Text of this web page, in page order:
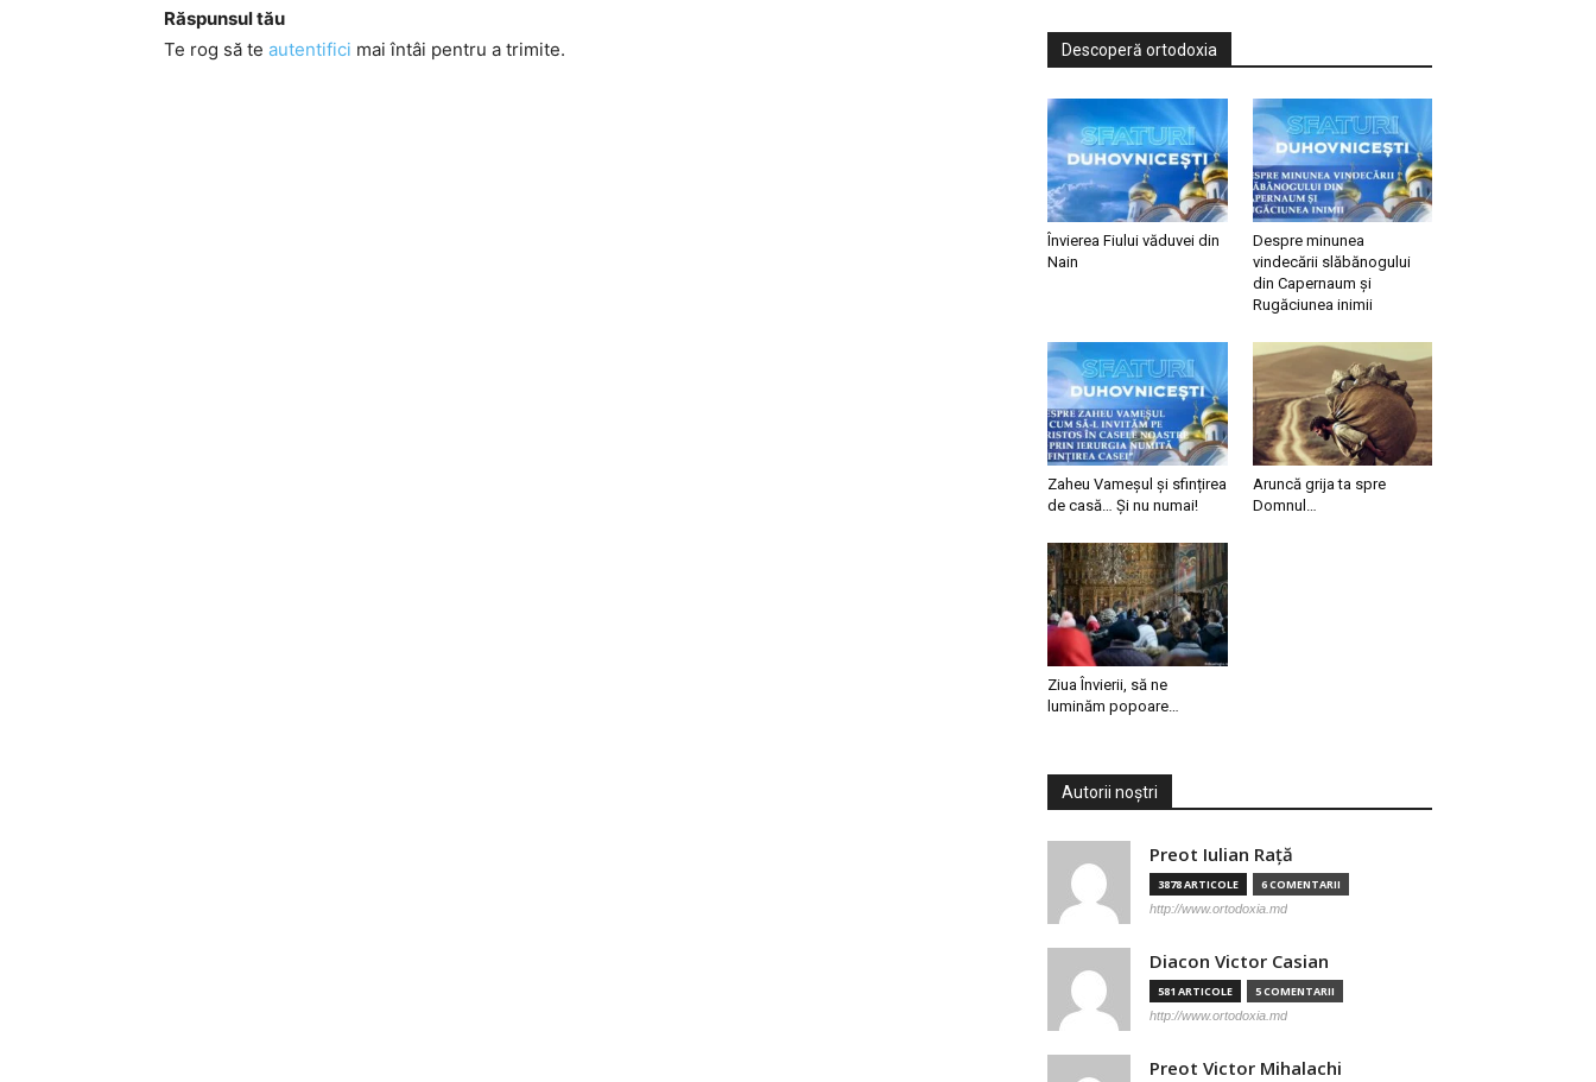
Răspunsul tău
Te rog să te autentifici mai întâi pentru a trimite. Descoperă ortodoxia
Învierea Fiului văduvei din
Nain
Despre minunea
vindecării slăbănogului
din Capernaum și
Rugăciunea inimii
Zaheu Vameșul și sfințirea
de casă… Și nu numai!
Aruncă grija ta spre
Domnul…
Ziua Învierii, să ne
luminăm popoare…
Autorii noștri
Preot Iulian Raţă
3878 ARTICOLE 6 COMENTARII
http://www.ortodoxia.md
Diacon Victor Casian
581 ARTICOLE 5 COMENTARII
http://www.ortodoxia.md
Preot Victor Mihalachi